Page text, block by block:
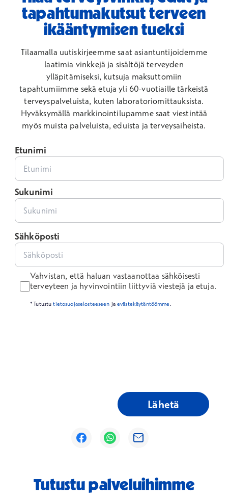
tapahtumakutsut terveen
ikääntymisen tueksi
Tilaamalla uutiskirjeemme saat asiantuntijoidemme
laatimia vinkkejä ja sisältöjä terveyden
ylläpitämiseksi, kutsuja maksuttomiin
tapahtumiimme sekä etuja yli 60-vuotiaille tärkeistä
terveyspalveluista, kuten laboratoriomittauksista.
Hyväksymällä markkinointilupamme saat viestintää
myös muista palveluista, eduista ja terveysaiheista.
Etunimi
Sukunimi
Sähköposti
Vahvistan, että haluan vastaanottaa sähköisesti
terveyteen ja hyvinvointiin liittyviä viestejä ja etuja.
* Tutustutietosuojaselosteeseen jaevästekäytäntöömme.
Lähetä
Avautuu uuteen ikkunaan
Avautuu uuteen ikkunaan
Avautuu uuteen ikkunaan
Tutustu palveluihimme